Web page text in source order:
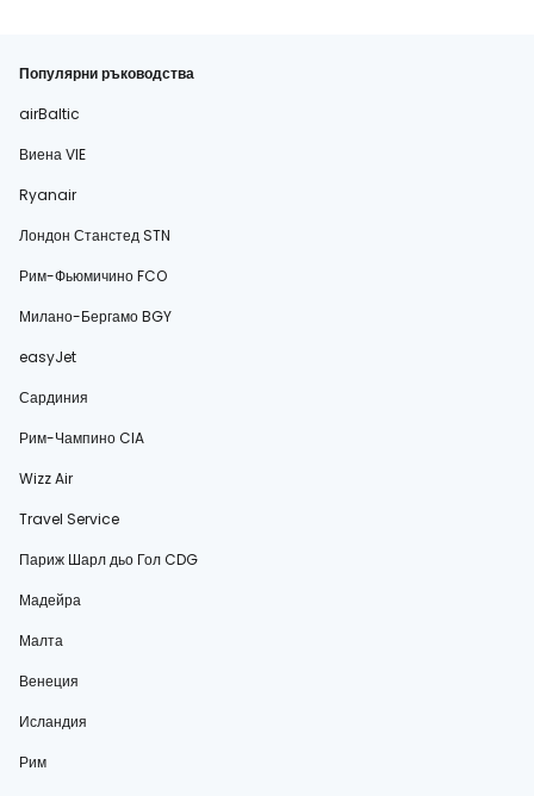
Популярни ръководства
airBaltic
Виена VIE
Ryanair
Лондон Станстед STN
Рим-Фьюмичино FCO
Милано-Бергамо BGY
easyJet
Сардиния
Рим-Чампино CIA
Wizz Air
Travel Service
Париж Шарл дьо Гол CDG
Мадейра
Малта
Венеция
Исландия
Рим